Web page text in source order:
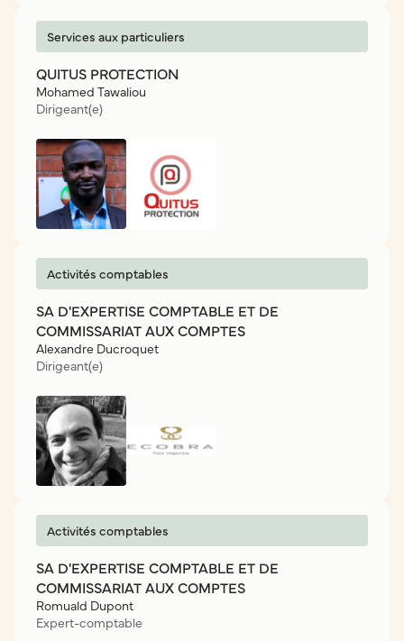
Services aux particuliers
QUITUS PROTECTION
Mohamed Tawaliou
Dirigeant(e)
Activités comptables
SA D'EXPERTISE COMPTABLE ET DE
COMMISSARIAT AUX COMPTES
Alexandre Ducroquet
Dirigeant(e)
Activités comptables
SA D'EXPERTISE COMPTABLE ET DE
COMMISSARIAT AUX COMPTES
Romuald Dupont
Expert-comptable